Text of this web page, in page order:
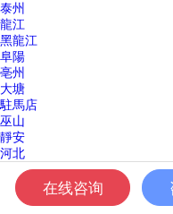
泰州
龍江
黑龍江
阜陽
亳州
大塘
駐馬店
巫山
靜安
河北
南通
陵水
祖廟
在线咨询